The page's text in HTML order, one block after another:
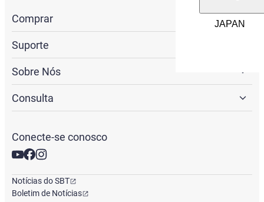
Comprar
Suporte
Sobre Nós
Consulta
Conecte-se conosco
Notícias do SBT
Boletim de Notícias